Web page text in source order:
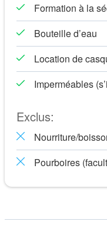
Barceloneta, nous
pour aller visiter la
des principales étapes
magnifique pour ces
côte et la ligne
arrière-plan pour vos
brise inspirante
de la ville !
Allons à la plage
Préparez-vous pour
de La Barceloneta,
Formation à la
Bouteille d’eau
Location de
Imperméables
Exclus:
Nourriture/
Pourboires